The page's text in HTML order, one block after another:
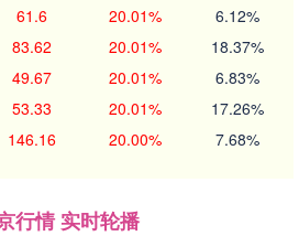
61.6 20.01% 6.12%
83.62 20.01% 18.37%
49.67 20.01% 6.83%
53.33 20.01% 17.26%
146.16 20.00% 7.68%
行情 实时轮播